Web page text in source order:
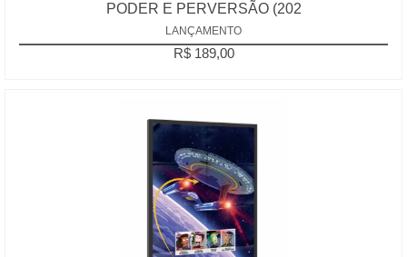
PODER E PERVERSÃO (202
LANÇAMENTO
R$ 189,00